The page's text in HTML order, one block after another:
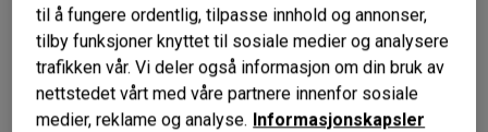
til å fungere ordentlig, tilpasse innhold og annonser,
tilby funksjoner knyttet til sosiale medier og analysere
trafikken vår. Vi deler også informasjon om din bruk av
nettstedet vårt med våre partnere innenfor sosiale
medier, reklame og analyse. Informasjonskapsler